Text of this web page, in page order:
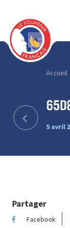
Accueil
5 avril
Partager
Facebook